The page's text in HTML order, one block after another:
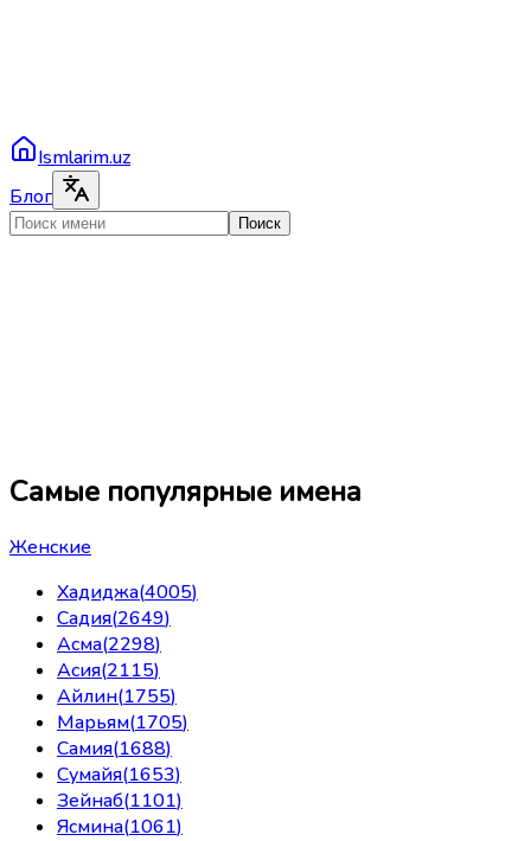
Ismlarim.uz
Блог
Поиск
Самые популярные имена
Женские
Хадиджа(4005)
Садия(2649)
Асма(2298)
Асия(2115)
Айлин(1755)
Марьям(1705)
Самия(1688)
Сумайя(1653)
Зейнаб(1101)
Ясмина(1061)